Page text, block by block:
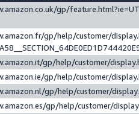
gp/
gp/help/customer/
gp/help/customer/
gp/help/customer/
gp/help/customer/
gp/help/customer/